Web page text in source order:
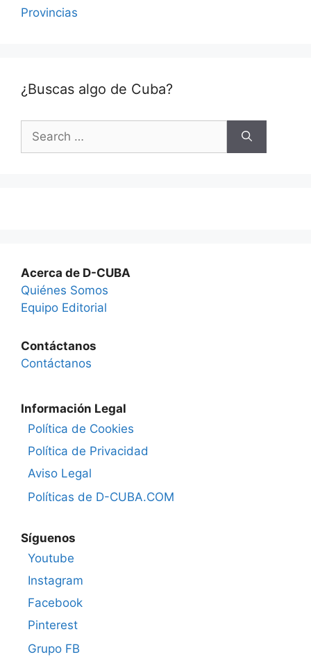
Provincias
¿Buscas algo de Cuba?
for:
Acerca de D-CUBA
Quiénes Somos
Equipo Editorial
Contáctanos
Contáctanos
Información Legal
Política de Cookies
Política de Privacidad
Aviso Legal
Políticas de D-CUBA.COM
Síguenos
Youtube
Instagram
Facebook
Pinterest
Grupo FB